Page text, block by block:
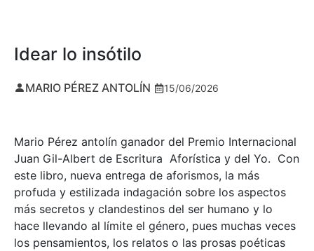
Idear lo insótilo
MARIO PÉREZ ANTOLÍN 15/06/2026
Mario Pérez antolín ganador del Premio Internacional
Juan Gil-Albert de Escritura Aforística y del Yo. Con
este libro, nueva entrega de aforismos, la más
profuda y estilizada indagación sobre los aspectos
más secretos y clandestinos del ser humano y lo
hace llevando al límite el género, pues muchas veces
los pensamientos, los relatos o las prosas poéticas